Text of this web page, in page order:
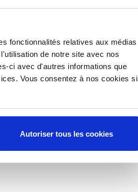
fonctionnalités relatives aux médias
de notre site avec nos
ci avec d'autres informations que
Vous consentez à nos cookies si
Autoriser tous les cookies